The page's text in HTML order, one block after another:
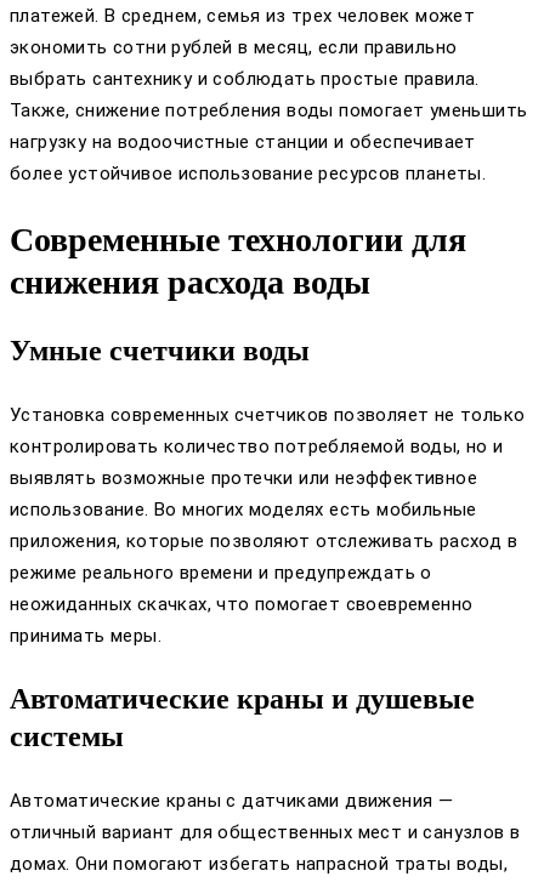
платежей. В среднем, семья из трех человек может
экономить сотни рублей в месяц, если правильно
выбрать сантехнику и соблюдать простые правила.
Также, снижение потребления воды помогает уменьшить
нагрузку на водоочистные станции и обеспечивает
более устойчивое использование ресурсов планеты.
Современные технологии для
снижения расхода воды
Умные счетчики воды
Установка современных счетчиков позволяет не только
контролировать количество потребляемой воды, но и
выявлять возможные протечки или неэффективное
использование. Во многих моделях есть мобильные
приложения, которые позволяют отслеживать расход в
режиме реального времени и предупреждать о
неожиданных скачках, что помогает своевременно
принимать меры.
Автоматические краны и душевые
системы
Автоматические краны с датчиками движения —
отличный вариант для общественных мест и санузлов в
домах. Они помогают избегать напрасной траты воды,